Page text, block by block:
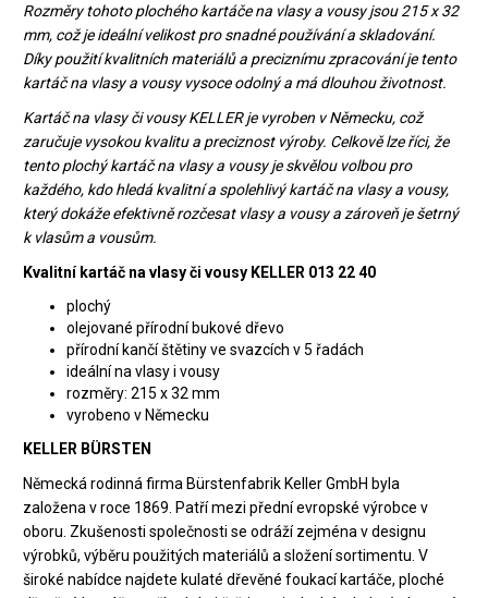
Rozměry tohoto plochého kartáče na vlasy a vousy jsou 215 x 32
mm, což je ideální velikost pro snadné používání a skladování.
Díky použití kvalitních materiálů a preciznímu zpracování je tento
kartáč na vlasy a vousy vysoce odolný a má dlouhou životnost.
Kartáč na vlasy či vousy KELLER je vyroben v Německu, což
zaručuje vysokou kvalitu a preciznost výroby. Celkově lze říci, že
tento plochý kartáč na vlasy a vousy je skvělou volbou pro
každého, kdo hledá kvalitní a spolehlivý kartáč na vlasy a vousy,
který dokáže efektivně rozčesat vlasy a vousy a zároveň je šetrný
k vlasům a vousům.
Kvalitní kartáč na vlasy či vousy KELLER 013 22 40
plochý
olejované přírodní bukové dřevo
přírodní kančí štětiny ve svazcích v 5 řadách
ideální na vlasy i vousy
rozměry: 215 x 32 mm
vyrobeno v Německu
KELLER BÜRSTEN
Německá rodinná firma Bürstenfabrik Keller GmbH byla
založena v roce 1869. Patří mezi přední evropské výrobce v
oboru. Zkušenosti společnosti se odráží zejména v designu
výrobků, výběru použitých materiálů a složení sortimentu. V
široké nabídce najdete kulaté dřevěné foukací kartáče, ploché